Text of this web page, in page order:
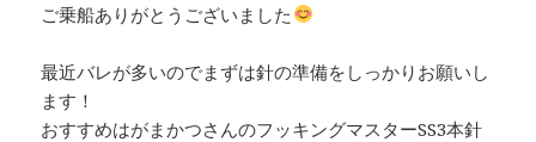
ご乗船ありがとうございました
最近バレが多いのでまずは針の準備をしっかりお願いし
ます！
おすすめはがまかつさんのフッキングマスターSS3本針